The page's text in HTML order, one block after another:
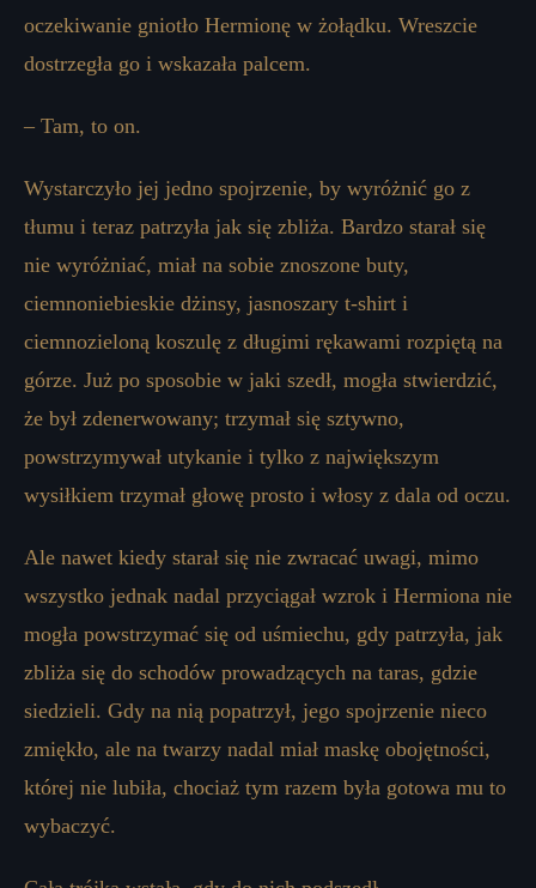
oczekiwanie gniotło Hermionę w żołądku. Wreszcie
dostrzegła go i wskazała palcem.
– Tam, to on.
Wystarczyło jej jedno spojrzenie, by wyróżnić go z
tłumu i teraz patrzyła jak się zbliża. Bardzo starał się
nie wyróżniać, miał na sobie znoszone buty,
ciemnoniebieskie dżinsy, jasnoszary t-shirt i
ciemnozieloną koszulę z długimi rękawami rozpiętą na
górze. Już po sposobie w jaki szedł, mogła stwierdzić,
że był zdenerwowany; trzymał się sztywno,
powstrzymywał utykanie i tylko z największym
wysiłkiem trzymał głowę prosto i włosy z dala od oczu.
Ale nawet kiedy starał się nie zwracać uwagi, mimo
wszystko jednak nadal przyciągał wzrok i Hermiona nie
mogła powstrzymać się od uśmiechu, gdy patrzyła, jak
zbliża się do schodów prowadzących na taras, gdzie
siedzieli. Gdy na nią popatrzył, jego spojrzenie nieco
zmiękło, ale na twarzy nadal miał maskę obojętności,
której nie lubiła, chociaż tym razem była gotowa mu to
wybaczyć.